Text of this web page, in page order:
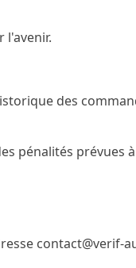
l'avenir.
des
pénalités prévues
contact@verif-